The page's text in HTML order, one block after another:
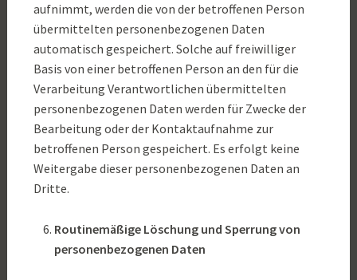
aufnimmt, werden die von der betroffenen Person
übermittelten personenbezogenen Daten
automatisch gespeichert. Solche auf freiwilliger
Basis von einer betroffenen Person an den für die
Verarbeitung Verantwortlichen übermittelten
personenbezogenen Daten werden für Zwecke der
Bearbeitung oder der Kontaktaufnahme zur
betroffenen Person gespeichert. Es erfolgt keine
Weitergabe dieser personenbezogenen Daten an
Dritte.
Routinemäßige Löschung und Sperrung von
personenbezogenen Daten